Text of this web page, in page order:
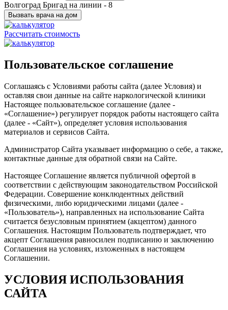
Волгоград Бригад на линии - 8
Вызвать врача на дом
Рассчитать стоимость
Пользовательское соглашение
Соглашаясь с Условиями работы сайта (далее Условия) и
оставляя свои данные на сайте наркологической клиники
Настоящее пользовательское соглашение (далее -
«Соглашение») регулирует порядок работы настоящего сайта
(далее - «Сайт»), определяет условия использования
материалов и сервисов Сайта.
Администратор Сайта указывает информацию о себе, а также,
контактные данные для обратной связи на Сайте.
Настоящее Соглашение является публичной офертой в
соответствии с действующим законодательством Российской
Федерации. Совершение конклюдентных действий
физическими, либо юридическими лицами (далее -
«Пользователь»), направленных на использование Сайта
считается безусловным принятием (акцептом) данного
Соглашения. Настоящим Пользователь подтверждает, что
акцепт Соглашения равносилен подписанию и заключению
Соглашения на условиях, изложенных в настоящем
Соглашении.
УСЛОВИЯ ИСПОЛЬЗОВАНИЯ
САЙТА